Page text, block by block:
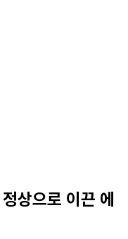
상으로 이끈 에